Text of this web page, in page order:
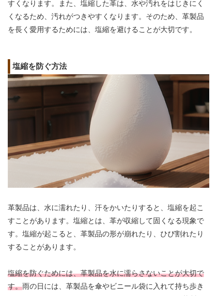
すくなります。また、塩縮した革は、水や汚れをはじきにく
くなるため、汚れがつきやすくなります。そのため、革製品
を長く愛用するためには、塩縮を避けることが大切です。
塩縮を防ぐ方法
革製品は、水に濡れたり、汗をかいたりすると、塩縮を起こ
すことがあります。塩縮とは、革が収縮して固くなる現象で
す。塩縮が起こると、革製品の形が崩れたり、ひび割れたり
することがあります。
塩縮を防ぐためには、革製品を水に濡らさないことが大切で
す。雨の日には、革製品を傘やビニール袋に入れて持ち歩き